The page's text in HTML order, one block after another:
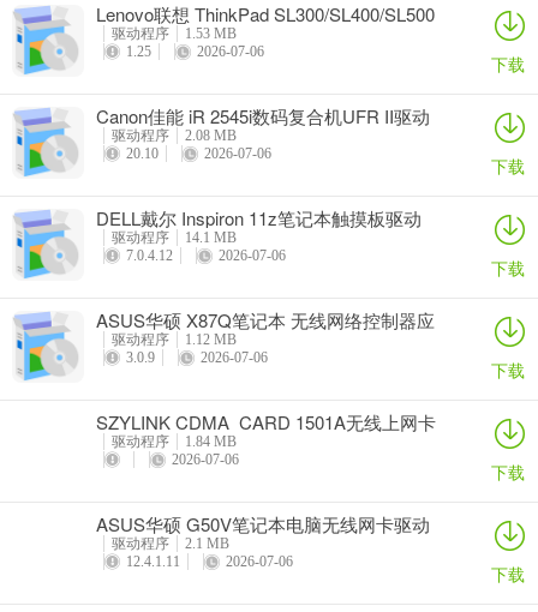
Lenovo联想 ThinkPad SL300/SL400/SL500
笔记本BIOS
驱动程序
1.53 MB
1.25
2026-07-06 下载
Canon佳能 iR 2545i数码复合机UFR II驱动
驱动程序
2.08 MB
20.10
2026-07-06 下载
DELL戴尔 Inspiron 11z笔记本触摸板驱动
驱动程序
14.1 MB
7.0.4.12
2026-07-06 下载
ASUS华硕 X87Q笔记本 无线网络控制器应
用程序
驱动程序
1.12 MB
3.0.9
2026-07-06 下载
SZYLINK CDMA_CARD 1501A无线上网卡
驱动程序
1.84 MB
2026-07-06
下载
ASUS华硕 G50V笔记本电脑无线网卡驱动
驱动程序
2.1 MB
12.4.1.11
2026-07-06 下载